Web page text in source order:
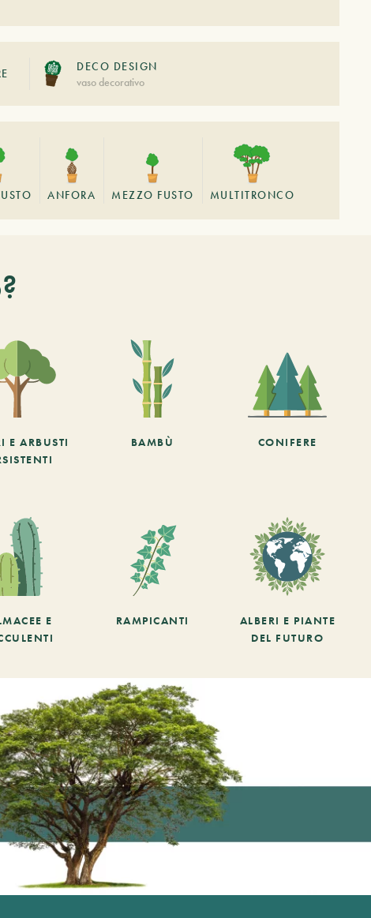
DECO DESIGN
vaso decorativo
ANFORA MEZZO FUSTO MULTITRONCO
E ARBUSTI
BAMBÙ CONIFERE
E
RAMPICANTI
ALBERI E PIANTE
DEL FUTURO